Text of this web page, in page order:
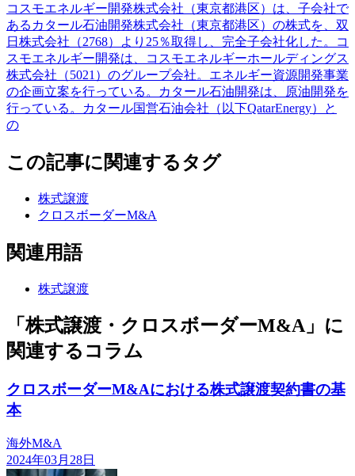
コスモエネルギー開発株式会社（東京都港区）は、子会社で
あるカタール石油開発株式会社（東京都港区）の株式を、双
日株式会社（2768）より25％取得し、完全子会社化した。コ
スモエネルギー開発は、コスモエネルギーホールディングス
株式会社（5021）のグループ会社。エネルギー資源開発事業
の企画立案を行っている。カタール石油開発は、原油開発を
行っている。カタール国営石油会社（以下QatarEnergy）と
の
この記事に関連するタグ
株式譲渡
クロスボーダーM&A
関連用語
株式譲渡
「株式譲渡・クロスボーダーM&A」に
関連するコラム
クロスボーダーM&Aにおける株式譲渡契約書の基
本
海外M&A
2024年03月28日